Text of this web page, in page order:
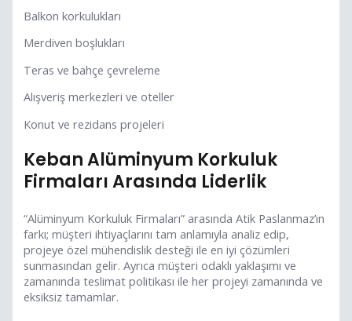
Balkon korkulukları
Merdiven boşlukları
Teras ve bahçe çevreleme
Alışveriş merkezleri ve oteller
Konut ve rezidans projeleri
Keban Alüminyum Korkuluk
Firmaları Arasında Liderlik
“Alüminyum Korkuluk Firmaları” arasında Atik Paslanmaz’ın
farkı; müşteri ihtiyaçlarını tam anlamıyla analiz edip,
projeye özel mühendislik desteği ile en iyi çözümleri
sunmasından gelir. Ayrıca müşteri odaklı yaklaşımı ve
zamanında teslimat politikası ile her projeyi zamanında ve
eksiksiz tamamlar.